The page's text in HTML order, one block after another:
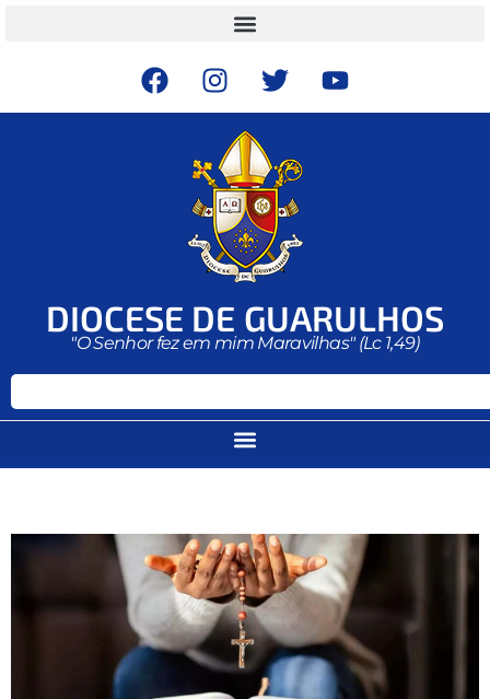
DIOCESE DE GUARULHOS
"O Senhor fez em mim Maravilhas" (Lc 1,49)